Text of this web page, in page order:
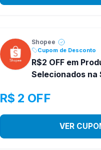
Shopee
Cupom de Desconto
R$2 OFF em
Selecionados na
R$ 2 OFF
VER